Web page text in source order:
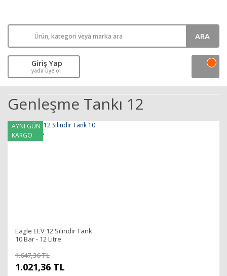
ARA
Giriş Yap
yada üye ol
Genleşme Tankı 12
AYNI GÜN
KARGO
Eagle EEV 12 Silindir Tank
10 Bar - 12 Litre
1.647,36 TL
1.021,36 TL